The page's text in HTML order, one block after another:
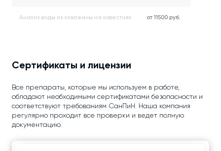
Анализ воды из скважины на известняк от 11500 руб.
Сертификаты и лицензии
Все препараты, которые мы используем в работе,
обладают необходимыми сертификатами безопасности и
соответствуют требованиям СанПиН. Наша компания
регулярно проходит все проверки и ведет полную
документацию.